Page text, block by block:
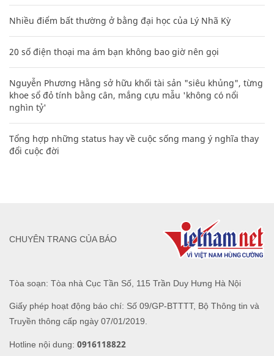
Nhiều điểm bất thường ở bằng đại học của Lý Nhã Kỳ
20 số điện thoại ma ám bạn không bao giờ nên gọi
Nguyễn Phương Hằng sở hữu khối tài sản "siêu khủng", từng
khoe sổ đỏ tính bằng cân, mắng cựu mẫu 'không có nổi
nghìn tỷ'
Tổng hợp những status hay về cuộc sống mang ý nghĩa thay
đổi cuộc đời
Tòa soạn: Tòa nhà Cục Tần Số, 115 Trần Duy Hưng Hà Nội
Giấy phép hoạt động báo chí: Số 09/GP-BTTTT, Bộ Thông tin và
Truyền thông cấp ngày 07/01/2019.
Hotline nội dung: 0916118822
CHUYÊN TRANG CỦA BÁO